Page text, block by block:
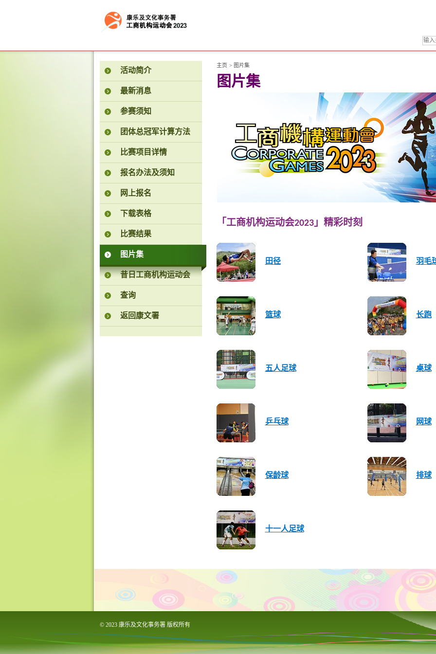
按“Tab”进入菜单
活动简介
最新消息
参赛须知
团体总冠军计算方法
比赛项目详情
报名办法及须知
网上报名
下载表格
比赛结果
图片集
昔日工商机构运动会
查询
返回康文署
主页 > 图片集
图片集
「工商机构运动会2023」精彩时刻
田径 羽毛
篮球 长跑
五人足球 桌球
乒乓球 网球
保龄球 排球
十一人足球
© 2023 康乐及文化事务署 版权所有